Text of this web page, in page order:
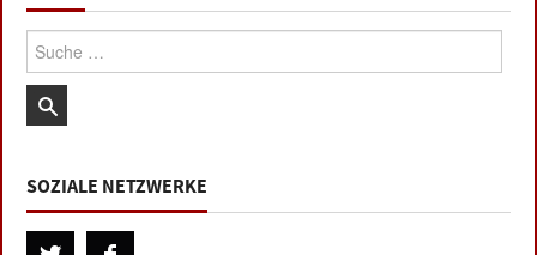
Suche:
SOZIALE NETZWERKE